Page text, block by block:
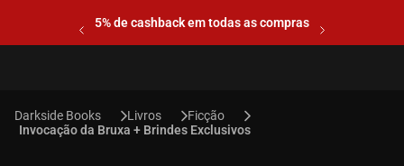
5% de cashback em todas as compras
Livros
Ficção
Invocação da Bruxa + Brindes Exclusivos